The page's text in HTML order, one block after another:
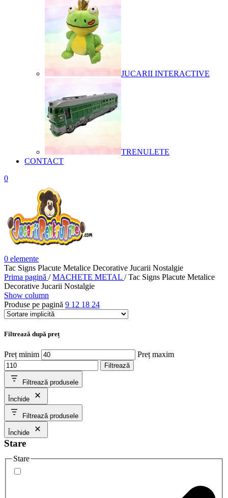
JUCARII INTERACTIVE
TRENULETE
CONTACT
0
0 elemente
Tac Signs Placute Metalice Decorative Jucarii Nostalgie
Prima pagină / MACHETE METAL / Tac Signs Placute Metalice
Decorative Jucarii Nostalgie
Show column
Produse pe pagină 9 12 18 24
Filtrează după preț
Preț minim Preț maxim
Filtrează
Filtrează produsele
Închide
Filtrează produsele
Închide
Stare
Stare